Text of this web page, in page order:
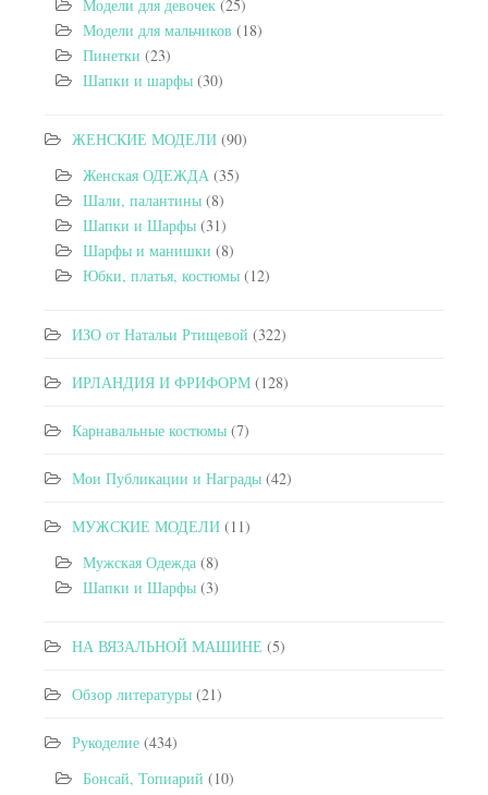
Модели для девочек (25)
Модели для мальчиков (18)
Пинетки (23)
Шапки и шарфы (30)
ЖЕНСКИЕ МОДЕЛИ (90)
Женская ОДЕЖДА (35)
Шали, палантины (8)
Шапки и Шарфы (31)
Шарфы и манишки (8)
Юбки, платья, костюмы (12)
ИЗО от Натальи Ртищевой (322)
ИРЛАНДИЯ И ФРИФОРМ (128)
Карнавальные костюмы (7)
Мои Публикации и Награды (42)
МУЖСКИЕ МОДЕЛИ (11)
Мужская Одежда (8)
Шапки и Шарфы (3)
НА ВЯЗАЛЬНОЙ МАШИНЕ (5)
Обзор литературы (21)
Рукоделие (434)
Бонсай, Топиарий (10)